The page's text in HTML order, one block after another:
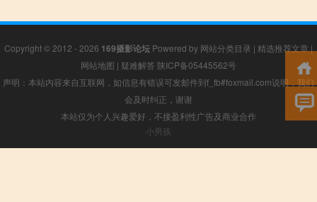
Copyright © 2012 - 2026 169摄影论坛 Powered by 网站分类目录 | 精选推荐文章 |
网站地图 | 疑难解答 陕ICP备05445562号
声明：本站内容来自互联网，如信息有错误可发邮件到f_fb#foxmail.com说明，我们
会及时纠正，谢谢
本站仅为个人兴趣爱好，不接盈利性广告及商业合作
小男孩